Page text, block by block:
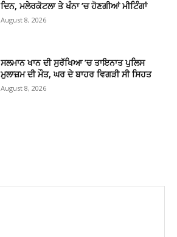
ਦਿਨ, ਮਲੇਰਕੋਟਲਾ ਤੇ ਖੰਨਾ ’ਚ ਹੋਣਗੀਆਂ ਮੀਟਿੰਗਾਂ
August 8, 2026
ਸਲਮਾਨ ਖਾਨ ਦੀ ਸੁਰੱਖਿਆ ’ਚ ਤਾਇਨਾਤ ਪੁਲਿਸ
ਮੁਲਾਜ਼ਮ ਦੀ ਮੌਤ, ਘਰ ਦੇ ਬਾਹਰ ਵਿਗੜੀ ਸੀ ਸਿਹਤ
August 8, 2026